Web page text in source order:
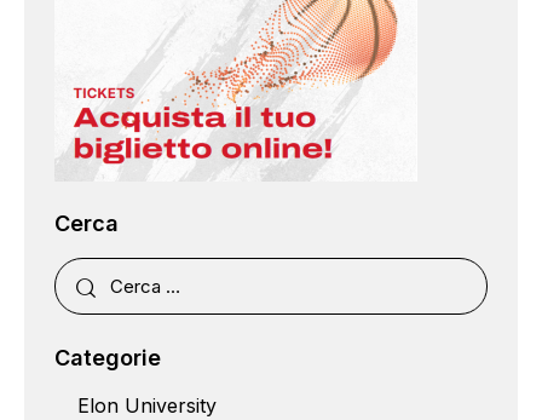
Cerca
Categorie
Elon University